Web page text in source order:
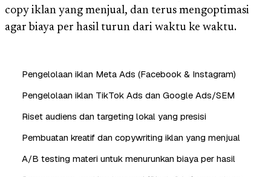
copy iklan yang menjual, dan terus mengoptimasi
agar biaya per hasil turun dari waktu ke waktu.
Pengelolaan iklan Meta Ads (Facebook & Instagram)
Pengelolaan iklan TikTok Ads dan Google Ads/SEM
Riset audiens dan targeting lokal yang presisi
Pembuatan kreatif dan copywriting iklan yang menjual
A/B testing materi untuk menurunkan biaya per hasil